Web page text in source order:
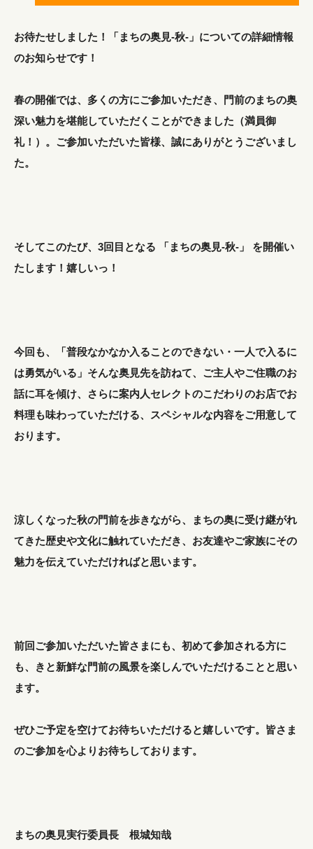
お待たせしました！「まちの奥見-秋-」についての詳細情報
のお知らせです！
春の開催では、多くの方にご参加いただき、門前のまちの奥
深い魅力を堪能していただくことができました（満員御
礼！）。ご参加いただいた皆様、誠にありがとうございまし
た。
そしてこのたび、3回目となる 「まちの奥見-秋-」 を開催い
たします！嬉しいっ！
今回も、「普段なかなか入ることのできない・一人で入るに
は勇気がいる」そんな奥見先を訪ねて、ご主人やご住職のお
話に耳を傾け、さらに案内人セレクトのこだわりのお店でお
料理も味わっていただける、スペシャルな内容をご用意して
おります。
涼しくなった秋の門前を歩きながら、まちの奥に受け継がれ
てきた歴史や文化に触れていただき、お友達やご家族にその
魅力を伝えていただければと思います。
前回ご参加いただいた皆さまにも、初めて参加される方に
も、きと新鮮な門前の風景を楽しんでいただけることと思い
ます。
ぜひご予定を空けてお待ちいただけると嬉しいです。皆さま
のご参加を心よりお待ちしております。
まちの奥見実行委員長 根城知哉